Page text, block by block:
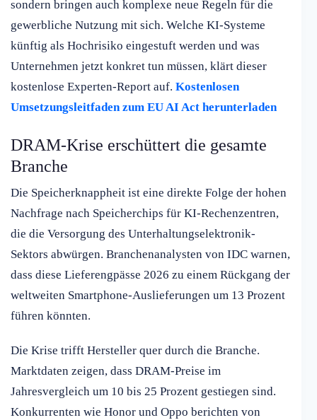
sondern bringen auch komplexe neue Regeln für die
gewerbliche Nutzung mit sich. Welche KI-Systeme
künftig als Hochrisiko eingestuft werden und was
Unternehmen jetzt konkret tun müssen, klärt dieser
kostenlose Experten-Report auf. Kostenlosen
Umsetzungsleitfaden zum EU AI Act herunterladen
DRAM-Krise erschüttert die gesamte
Branche
Die Speicherknappheit ist eine direkte Folge der hohen
Nachfrage nach Speicherchips für KI-Rechenzentren,
die die Versorgung des Unterhaltungselektronik-
Sektors abwürgen. Branchenanalysten von IDC warnen,
dass diese Lieferengpässe 2026 zu einem Rückgang der
weltweiten Smartphone-Auslieferungen um 13 Prozent
führen könnten.
Die Krise trifft Hersteller quer durch die Branche.
Marktdaten zeigen, dass DRAM-Preise im
Jahresvergleich um 10 bis 25 Prozent gestiegen sind.
Konkurrenten wie Honor und Oppo berichten von